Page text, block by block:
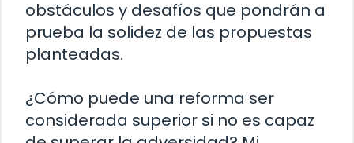
obstáculos y desafíos que pondrán a
prueba la solidez de las propuestas
planteadas.
¿Cómo puede una reforma ser
considerada superior si no es capaz